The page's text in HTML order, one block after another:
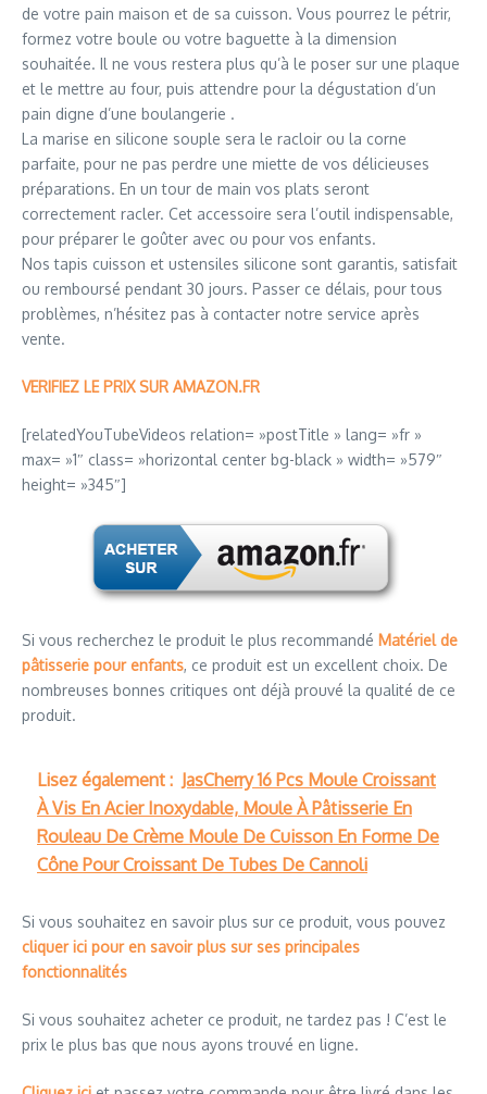
de votre pain maison et de sa cuisson. Vous pourrez le pétrir,
formez votre boule ou votre baguette à la dimension
souhaitée. Il ne vous restera plus qu’à le poser sur une plaque
et le mettre au four, puis attendre pour la dégustation d’un
pain digne d’une boulangerie .
La marise en silicone souple sera le racloir ou la corne
parfaite, pour ne pas perdre une miette de vos délicieuses
préparations. En un tour de main vos plats seront
correctement racler. Cet accessoire sera l’outil indispensable,
pour préparer le goûter avec ou pour vos enfants.
Nos tapis cuisson et ustensiles silicone sont garantis, satisfait
ou remboursé pendant 30 jours. Passer ce délais, pour tous
problèmes, n’hésitez pas à contacter notre service après
vente.
VERIFIEZ LE PRIX SUR AMAZON.FR
[relatedYouTubeVideos relation= »postTitle » lang= »fr »
max= »1″ class= »horizontal center bg-black » width= »579″
height= »345″]
Si vous recherchez le produit le plus recommandé Matériel de
pâtisserie pour enfants, ce produit est un excellent choix. De
nombreuses bonnes critiques ont déjà prouvé la qualité de ce
produit.
Lisez également : JasCherry 16 Pcs Moule Croissant
À Vis En Acier Inoxydable, Moule À Pâtisserie En
Rouleau De Crème Moule De Cuisson En Forme De
Cône Pour Croissant De Tubes De Cannoli
Si vous souhaitez en savoir plus sur ce produit, vous pouvez
cliquer ici pour en savoir plus sur ses principales
fonctionnalités
Si vous souhaitez acheter ce produit, ne tardez pas ! C’est le
prix le plus bas que nous ayons trouvé en ligne.